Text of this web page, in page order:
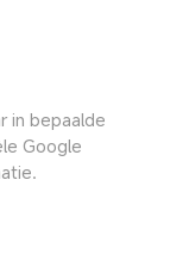
in bepaalde
Google